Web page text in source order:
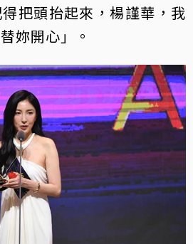
把頭抬起來，楊謹華，我
妳開心」。